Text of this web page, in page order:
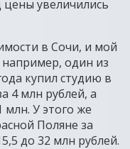
увеличились
в Сочи, и мой
один из
купил студию в
4 млн рублей, а
млн. У этого же
Поляне за
до 32 млн рублей.